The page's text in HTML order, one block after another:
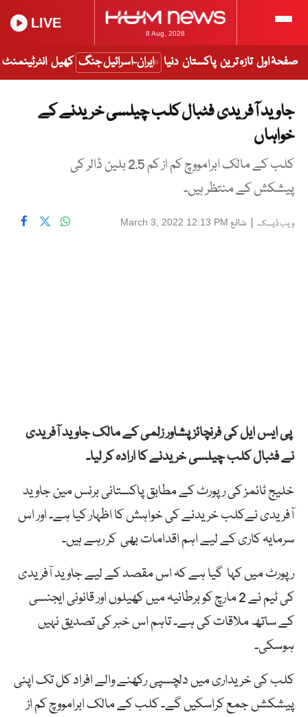
8 Aug, 2026
LIVE
صفحۂ اول تازہ ترین پاکستان دنیا ایران-اسرائیل جنگ کھیل انٹرٹینمنٹ
جاوید آفریدی فٹبال کلب چیلسی خریدنے کے
خواہاں
کلب کے مالک ابرامووچ کم از کم 2.5 بلین ڈالر کی
پیشکش کے منتظر ہیں۔
ویب ڈیسک | شائع March 3, 2022 12:13 PM
پی ایس ایل کی فرنچائز پشاور زلمی کے مالک جاوید آفریدی
نے فٹبال کلب چیلسی خریدنے کا ارادہ کر لیا۔
خلیج ٹائمز کی رپورٹ کے مطابق پاکستانی برنس مین جاوید
آفریدی نےکلب خریدنے کی خواہش کا اظہار کیا ہے۔ اور اس
سرمایہ کاری کے لیے اہم اقدامات بھی کر رہے ہیں۔
رپورٹ میں کہا گیا ہے کہ اس مقصد کے لیے جاوید آفریدی
کی ٹیم نے 2 مارچ کو برطانیہ میں کھیلوں اور قانونی ایجنسی
کے ساتھ ملاقات کی ہے۔ تاہم اس خبر کی تصدیق نہیں
ہوسکی۔
کلب کی خریداری میں دلچسپی رکھنے والے افراد کل تک اپنی
پیشکشں جمع کراسکیں گے۔ کلب کے مالک ابرامووچ کم از